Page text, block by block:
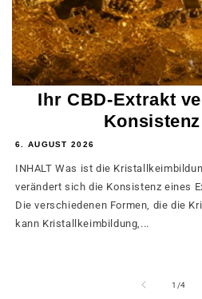
Ihr CBD-Extrakt
6. AUGUST 2026
INHALT Was ist die
verändert sich die Konsistenz eines
Die verschiedenen Formen, die die
kann Kristallkeimbildung,...
1 /von
4